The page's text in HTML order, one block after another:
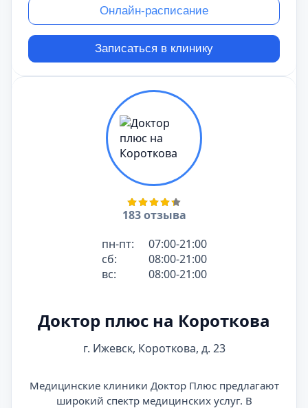
Онлайн-расписание
Записаться в клинику
183 отзыва
пн-пт:
07:00-21:00
сб:
08:00-21:00
вс:
08:00-21:00
Доктор плюс на Короткова
г. Ижевск, Короткова, д. 23
Медицинские клиники Доктор Плюс предлагают
широкий спектр медицинских услуг. В